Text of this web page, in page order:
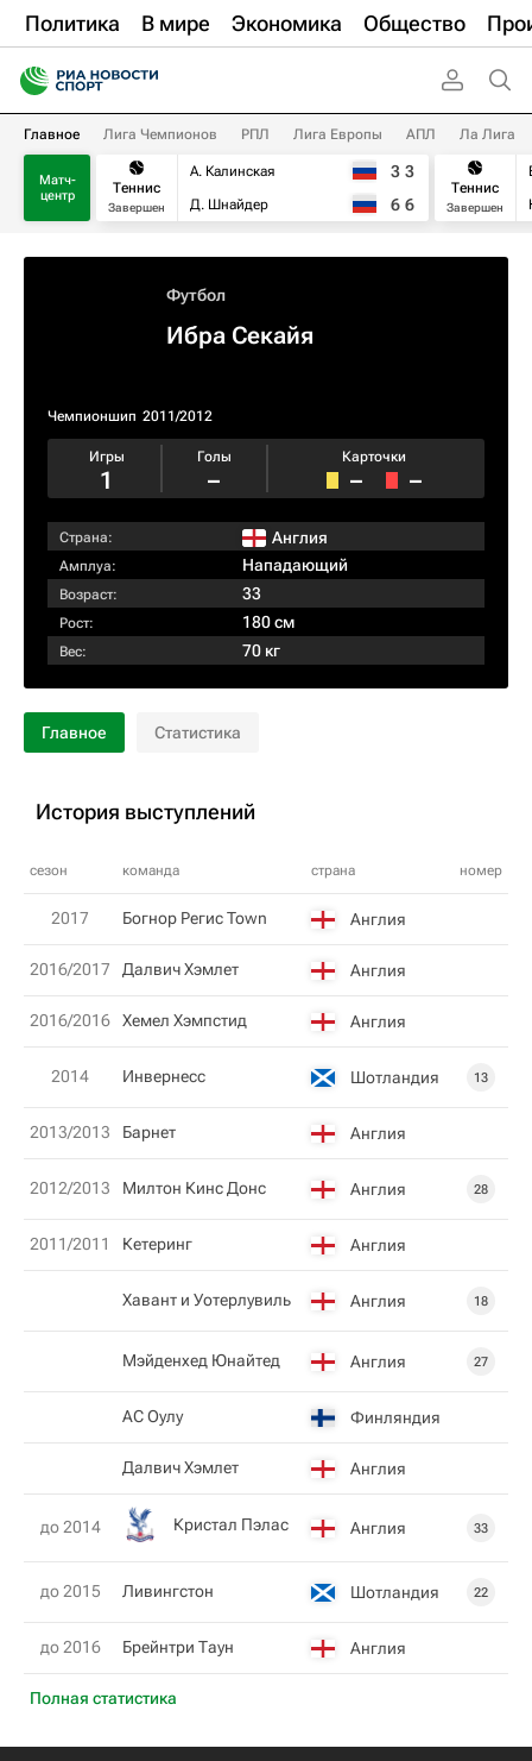
Политика В мире Экономика Общество
Главное Лига Чемпионов РПЛ Лига Европы АПЛ Ла Лига
Матч-
центр
Теннис
Завершен
А. Калинская
Д. Шнайдер
3 3
6 6
Теннис
Завершен
Футбол
Ибра Секайя
Чемпионшип 2011/2012
Игры
1
Голы
–
Карточки
– –
Страна: Англия
Амплуа: Нападающий
Возраст: 33
Рост: 180 см
Вес: 70 кг
Главное Статистика
История выступлений
сезон команда страна номер
Полная статистика
2017 Богнор Регис Town Англия
2016/2017 Далвич Хэмлет Англия
2016/2016 Хемел Хэмпстид Англия
2014 Инвернесс Шотландия 13
2013/2013 Барнет Англия
2012/2013 Милтон Кинс Донс Англия 28
2011/2011 Кетеринг Англия
Хавант и Уотерлувиль Англия 18
Мэйденхед Юнайтед Англия 27
АС Оулу Финляндия
Далвич Хэмлет Англия
до 2014 Кристал Пэлас Англия 33
до 2015 Ливингстон Шотландия 22
до 2016 Брейнтри Таун Англия